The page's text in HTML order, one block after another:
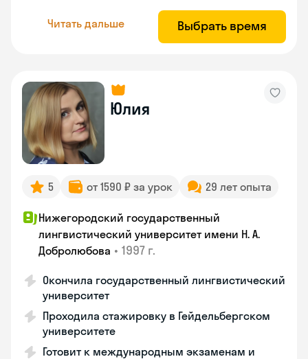
Читать дальше Выбрать время
Юлия
5 от 1590 ₽ за урок 29 лет опыта
Нижегородский государственный
лингвистический университет имени Н. А.
Добролюбова • 1997 г.
Окончила государственный лингвистический
университет
Проходила стажировку в Гейдельбергском
университете
Готовит к международным экзаменам и